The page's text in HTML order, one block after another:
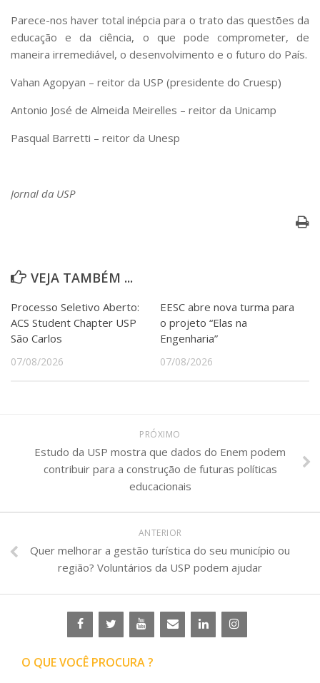
Parece-nos haver total inépcia para o trato das questões da
educação e da ciência, o que pode comprometer, de
maneira irremediável, o desenvolvimento e o futuro do País.
Vahan Agopyan – reitor da USP (presidente do Cruesp)
Antonio José de Almeida Meirelles – reitor da Unicamp
Pasqual Barretti – reitor da Unesp
Jornal da USP
VEJA TAMBÉM ...
Processo Seletivo Aberto:
ACS Student Chapter USP
São Carlos
07/08/2026
EESC abre nova turma para
o projeto “Elas na
Engenharia”
07/08/2026
PRÓXIMO
Estudo da USP mostra que dados do Enem podem
contribuir para a construção de futuras políticas
educacionais
ANTERIOR
Quer melhorar a gestão turística do seu município ou
região? Voluntários da USP podem ajudar
O QUE VOCÊ PROCURA ?